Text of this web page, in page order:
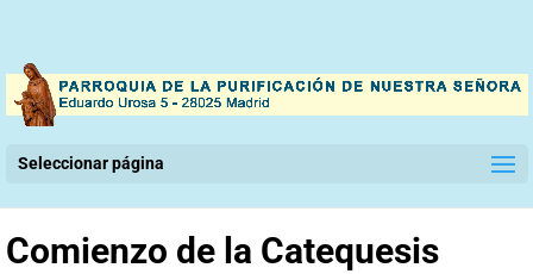
Seleccionar página
Comienzo de la Catequesis